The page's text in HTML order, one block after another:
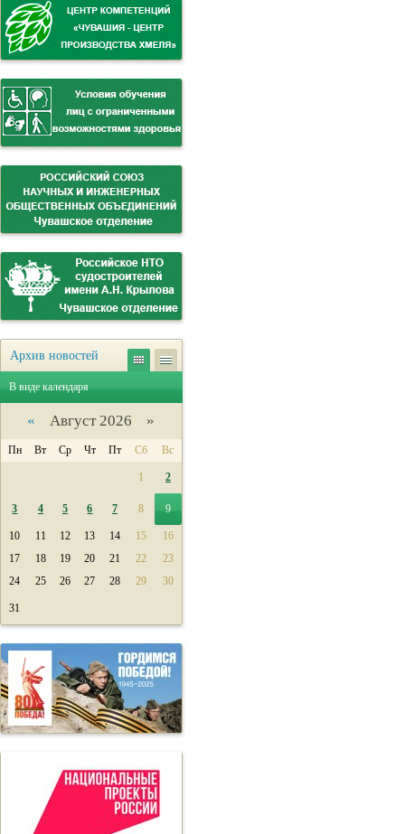
Архив новостей
В виде календаря
« Август 2026 »
Пн Вт Ср Чт Пт Сб Вс
1 2
3 4 5 6 7 8 9
10 11 12 13 14 15
16
17
18 19 20 21 22
23
24
25 26 27 28 29 30
31